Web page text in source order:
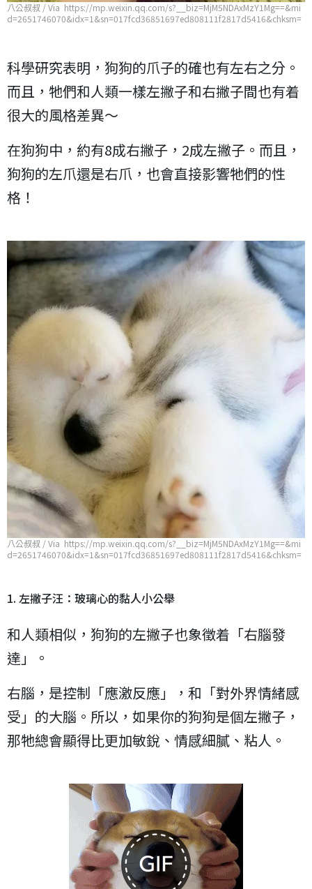
八公叔叔 / Via https://mp.weixin.qq.com/s?__biz=MjM5NDAxMzY1Mg==&mi
d=2651746070&idx=1&sn=017fcd36851697ed808111f2817d5416&chksm=
科學研究表明，狗狗的爪子的確也有左右之分。
而且，牠們和人類一樣左撇子和右撇子間也有着
很大的風格差異～
在狗狗中，約有8成右撇子，2成左撇子。而且，
狗狗的左爪還是右爪，也會直接影響牠們的性
格！
八公叔叔 / Via https://mp.weixin.qq.com/s?__biz=MjM5NDAxMzY1Mg==&mi
d=2651746070&idx=1&sn=017fcd36851697ed808111f2817d5416&chksm=
1. 左撇子汪：玻璃心的黏人小公舉
和人類相似，狗狗的左撇子也象徵着「右腦發
達」。
右腦，是控制「應激反應」，和「對外界情緒感
受」的大腦。所以，如果你的狗狗是個左撇子，
那牠總會顯得比更加敏銳、情感細膩、粘人。